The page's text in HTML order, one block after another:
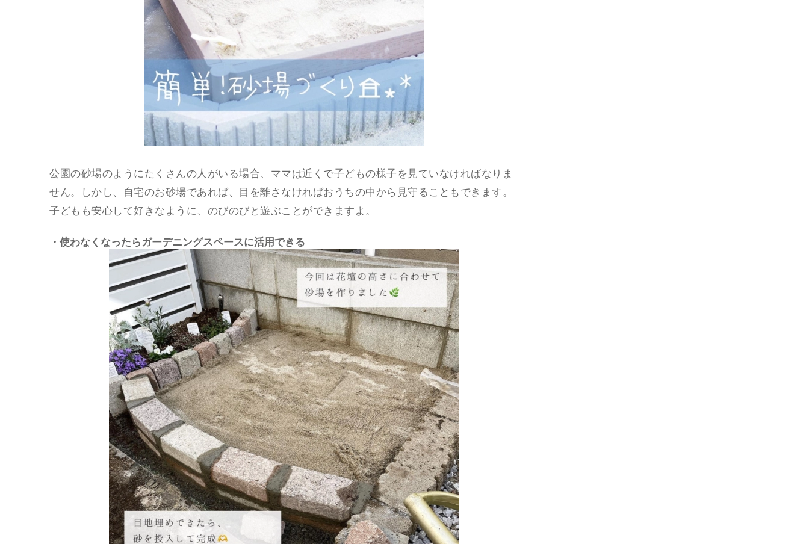
公園の砂場のようにたくさんの人がいる場合、ママは近くで子どもの様子を見ていなければなりま
せん。しかし、自宅のお砂場であれば、目を離さなければおうちの中から見守ることもできます。
子どもも安心して好きなように、のびのびと遊ぶことができますよ。
・使わなくなったらガーデニングスペースに活用できる